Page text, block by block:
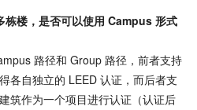
栋楼，是否可以使用 Campus 形式
路径和 Group 路径，前者支持
各自独立的 LEED 认证，而后者支
筑作为一个项目进行认证（认证后